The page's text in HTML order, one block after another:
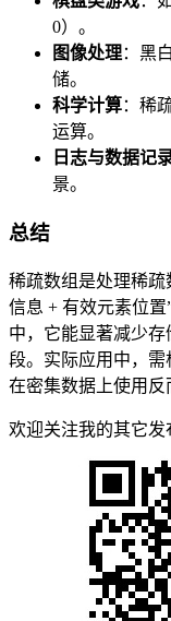
0）。
图像处理：黑
储。
科学计算：稀
运算。
日志与数据记
景。
总结
稀疏数组是处理稀
信息 + 有效元素位
中，它能显著减少
段。实际应用中，
在密集数据上使用反
欢迎关注我的其它发